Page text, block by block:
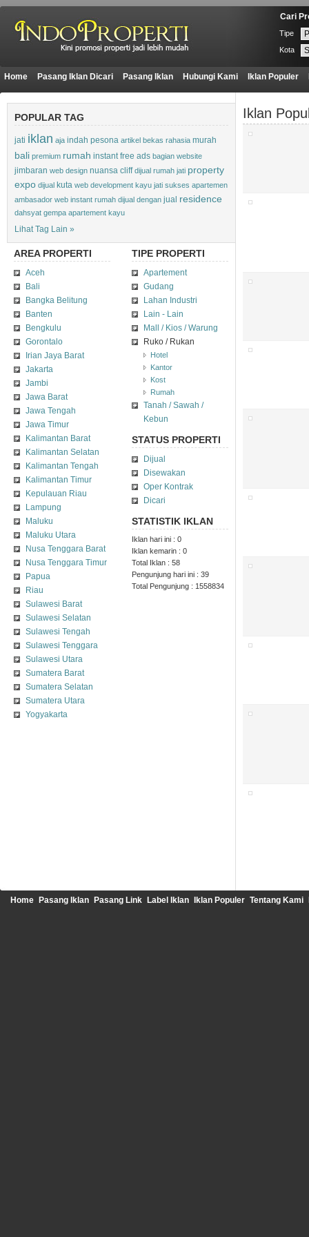
Cari
Tipe
Kota
Home Pasang Iklan Dicari Pasang Iklan Hubungi Kami Iklan Populer
Iklan
POPULAR TAG
jati iklan aja indah pesona artikel bekas rahasia murah
bali premium rumah instant free ads bagian website
jimbaran web design nuansa cliff dijual rumah jati property
expo dijual kuta web development kayu jati sukses apartemen
ambasador web instant rumah dijual dengan jual residence
dahsyat gempa apartement kayu
Lihat Tag Lain »
AREA PROPERTI
Aceh
Bali
Bangka Belitung
Banten
Bengkulu
Gorontalo
Irian Jaya Barat
Jakarta
Jambi
Jawa Barat
Jawa Tengah
Jawa Timur
Kalimantan Barat
Kalimantan Selatan
Kalimantan Tengah
Kalimantan Timur
Kepulauan Riau
Lampung
Maluku
Maluku Utara
Nusa Tenggara Barat
Nusa Tenggara Timur
Papua
Riau
Sulawesi Barat
Sulawesi Selatan
Sulawesi Tengah
Sulawesi Tenggara
Sulawesi Utara
Sumatera Barat
Sumatera Selatan
Sumatera Utara
Yogyakarta
TIPE PROPERTI
Apartement
Gudang
Lahan Industri
Lain - Lain
Mall / Kios / Warung
Ruko / Rukan
Hotel
Kantor
Kost
Rumah
Tanah / Sawah /
Kebun
STATUS PROPERTI
Dijual
Disewakan
Oper Kontrak
Dicari
STATISTIK IKLAN
Iklan hari ini : 0
Iklan kemarin : 0
Total Iklan : 58
Pengunjung hari ini : 39
Total Pengunjung : 1558834
Home Pasang Iklan Pasang Link Label Iklan Iklan Populer Tentang Kami